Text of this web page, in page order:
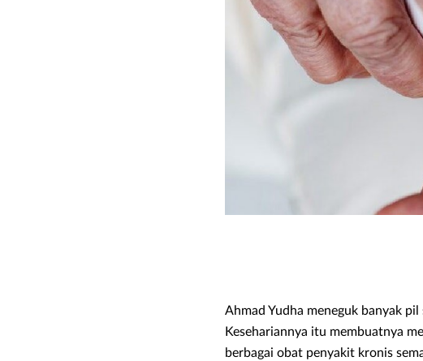
Ahmad Yudha meneguk banyak
Kesehariannya itu membuatnya
berbagai obat penyakit kronis